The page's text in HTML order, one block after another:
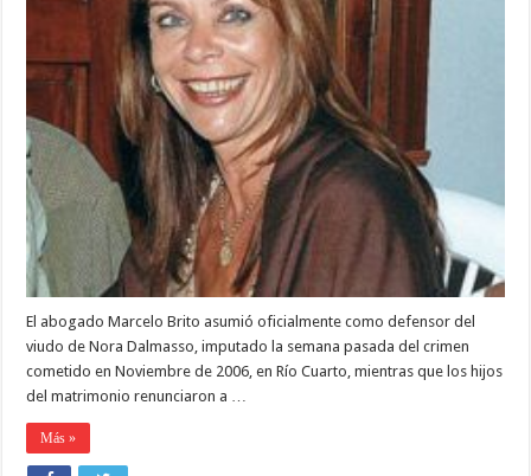
defensa
del
viudo
Marcelo
Macarrón
y
sus
hijos
renunciaron
a
la
querella
El abogado Marcelo Brito asumió oficialmente como defensor del
viudo de Nora Dalmasso, imputado la semana pasada del crimen
cometido en Noviembre de 2006, en Río Cuarto, mientras que los hijos
del matrimonio renunciaron a …
Más »